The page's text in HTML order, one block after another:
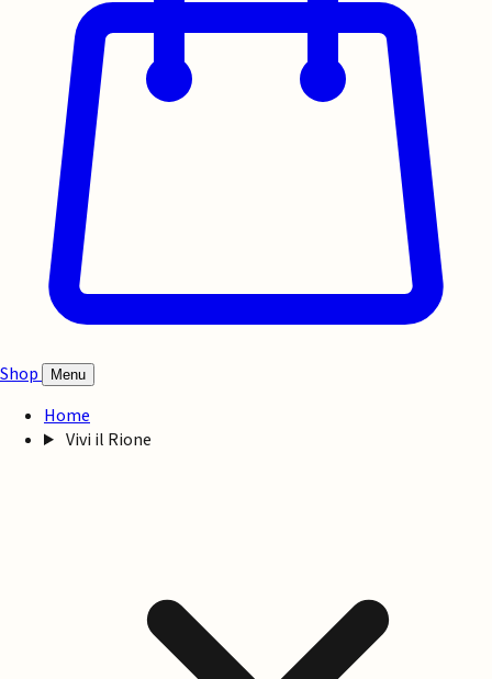
Shop Menu
Home
Vivi il Rione